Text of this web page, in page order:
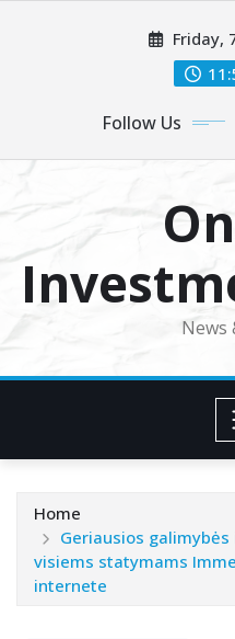
Friday,
Follow Us
News
Home
Geriausios
visiems statymams
internete